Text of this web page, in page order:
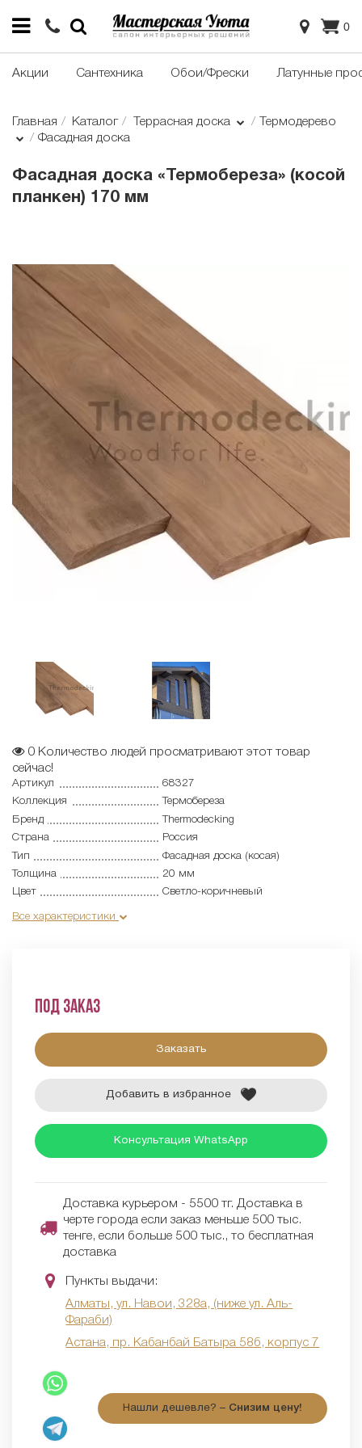
0
Акции Сантехника Обои/Фрески Латунные
Главная Каталог Террасная доска
Термодерево
Фасадная доска
Фасадная доска «Термобереза» (косой
планкен) 170 мм
0 Количество людей просматривают этот товар
сейчас!
Артикул
68327
Коллекция
Термобереза
Бренд
Thermodecking
Страна
Россия
Тип
Фасадная доска (косая)
Толщина
20 мм
Цвет
Светло-коричневый
Все характеристики
Под заказ
Заказать
Добавить в избранное
Консультация WhatsApp
Доставка курьером - 5500 тг. Доставка в
черте города если заказ меньше 500 тыс.
тенге, если больше 500 тыс., то бесплатная
доставка
Пункты выдачи:
Алматы, ул. Навои, 328а, (ниже ул. Аль-
Фараби)
Астана, пр. Кабанбай Батыра 58б, корпус 7
Нашли дешевле? – Снизим цену!